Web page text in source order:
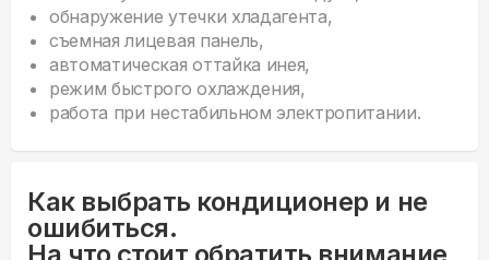
обнаружение утечки хладагента,
съемная лицевая панель,
автоматическая оттайка инея,
режим быстрого охлаждения,
работа при нестабильном электропитании.
Как выбрать кондиционер и не
ошибиться.